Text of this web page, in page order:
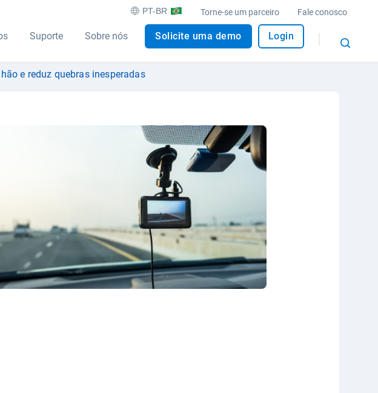
PT-BR Torne-se um parceiro Fale conosco
Suporte Sobre nós Solicite uma demo Login
e reduz quebras inesperadas